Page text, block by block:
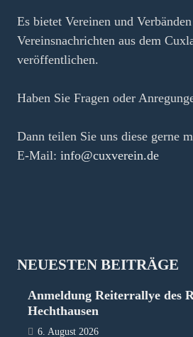
Es bietet Vereinen und
Vereinsnachrichten aus dem
veröffentlichen.
Haben Sie Fragen oder
Dann teilen Sie uns diese gerne
E-Mail: info@cuxverein.de
NEUESTEN BEITRÄGE
Anmeldung Reiterrallye des
Hechthausen
6. August 2026